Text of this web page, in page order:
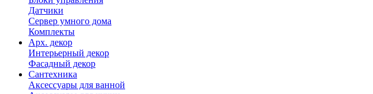
Датчики
Сервер умного дома
Комплекты
Арх. декор
Интерьерный декор
Фасадный декор
Сантехника
Аксессуары для ванной